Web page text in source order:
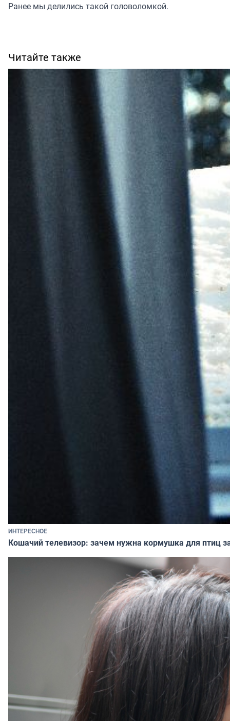
Ранее мы делились такой головоломкой.
Читайте также
ИНТЕРЕСНОЕ
Кошачий телевизор: зачем нужна кормушка для птиц